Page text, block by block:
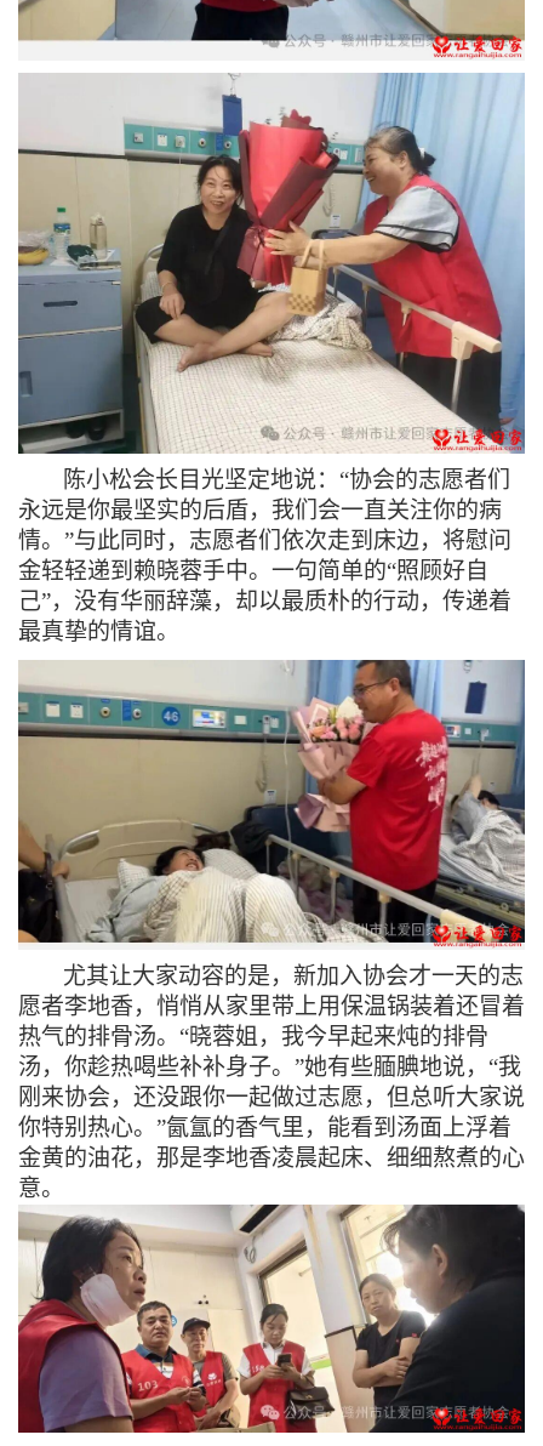
陈小松会长目光坚定地说： “协会的志愿者们
永远是你最坚实的后盾，我们会一直关注你的病
情。”与此同时，志愿者们依次走到床边，将慰问
金轻轻递到赖晓蓉手中。一句简单的“照顾好自
己”，没有华丽辞藻，却以最质朴的行动，传递着
最真挚的情谊。
尤其让大家动容的是，新加入协会才一天的志
愿者李地香，悄悄从家里带上用保温锅装着还冒着
热气的排骨汤。“晓蓉姐，我今早起来炖的排骨
汤，你趁热喝些补补身子。”她有些腼腆地说，“我
刚来协会，还没跟你一起做过志愿，但总听大家说
你特别热心。”氤氲的香气里，能看到汤面上浮着
金黄的油花，那是李地香凌晨起床、细细熬煮的心
意。